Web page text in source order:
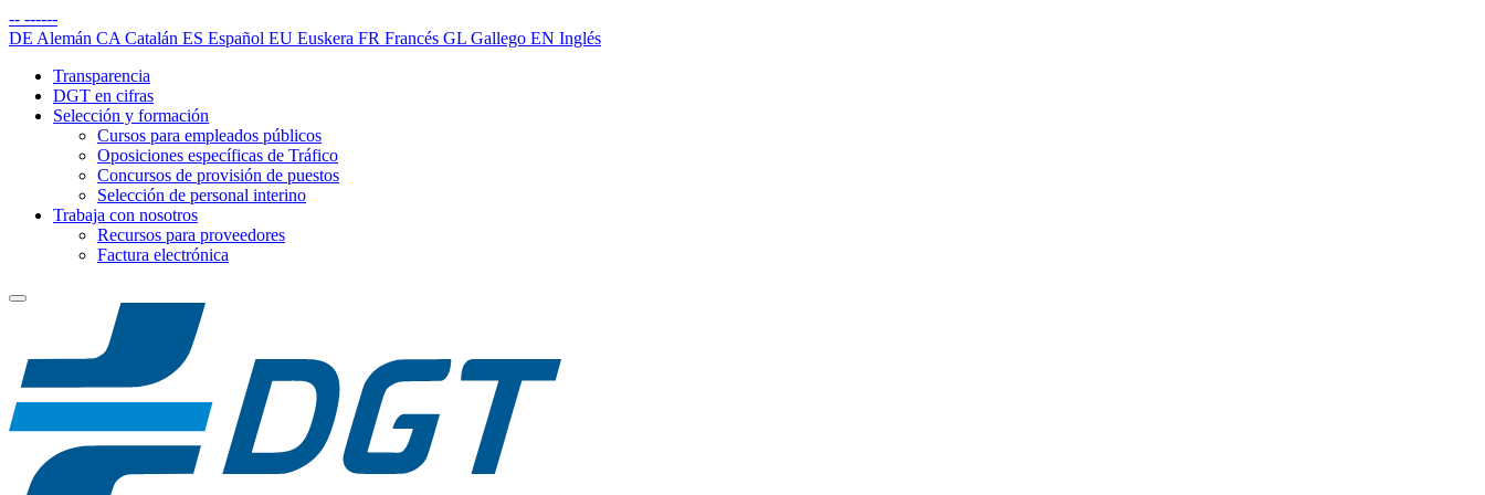
-- ------
DE Alemán CA Catalán ES Español EU Euskera FR Francés GL Gallego EN Inglés
Transparencia
DGT en cifras
Selección y formación
Cursos para empleados públicos
Oposiciones específicas de Tráfico
Concursos de provisión de puestos
Selección de personal interino
Trabaja con nosotros
Recursos para proveedores
Factura electrónica